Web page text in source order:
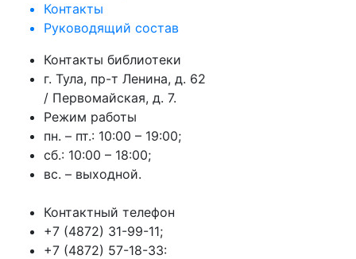
Контакты
Руководящий состав
Контакты библиотеки
г. Тула, пр-т Ленина, д. 62
/ Первомайская, д. 7.
Режим работы
пн. – пт.: 10:00 – 19:00;
сб.: 10:00 – 18:00;
вс. – выходной.
Контактный телефон
+7 (4872) 31-99-11;
+7 (4872) 57-18-33: